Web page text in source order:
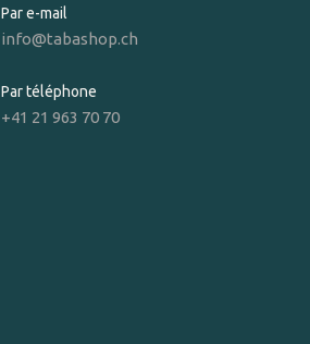
Par e-mail
info@tabashop.ch
Par téléphone
+41 21 963 70 70